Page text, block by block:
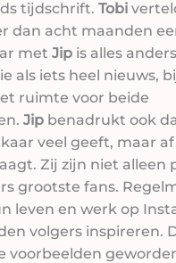
tijdschrift. Tobi
dan acht maanden
met Jip is alles
als iets heel nieuws,
ruimte voor beide
Jip benadrukt ook
veel geeft, maar
Zij zijn niet alleen
grootste fans.
leven en werk op
volgers inspireren.
voorbeelden